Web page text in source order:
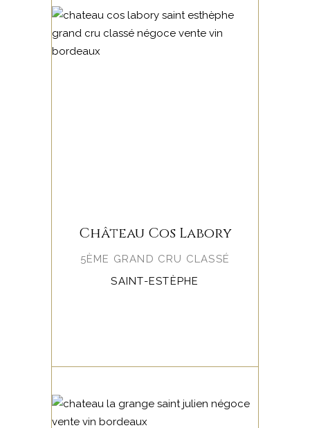
Château Cos Labory
5ÈME GRAND CRU CLASSÉ
SAINT-ESTÈPHE